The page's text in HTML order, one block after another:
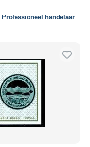
Professioneel handelaar